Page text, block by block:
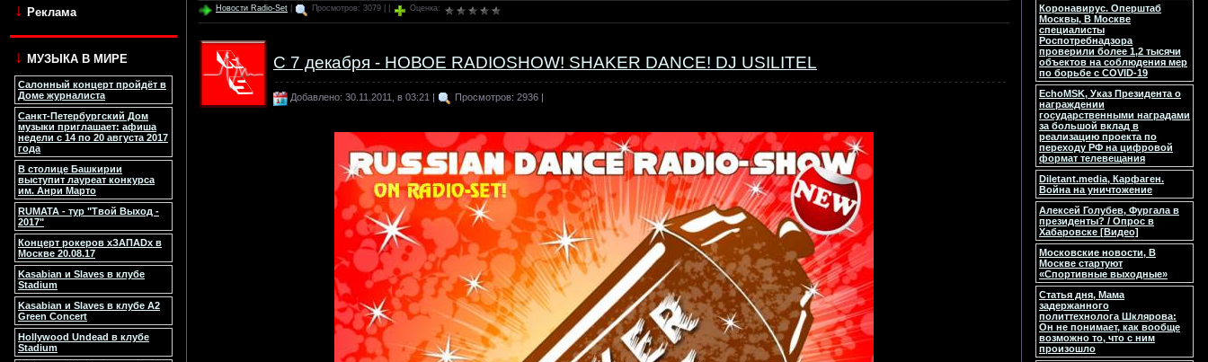
↓ Реклама
↓ МУЗЫКА В МИРЕ
Салонный концерт пройдёт в
Доме журналиста
Санкт-Петербургский Дом
музыки приглашает: афиша
недели с 14 по 20 августа 2017
года
В столице Башкирии
выступит лауреат конкурса
им. Анри Марто
RUMATA - тур "Твой Выход -
2017"
Концерт рокеров xЗАПАDx в
Москве 20.08.17
Kasabian и Slaves в клубе
Stadium
Kasabian и Slaves в клубе A2
Green Concert
Hollywood Undead в клубе
Stadium
Новости Radio-Set Просмотров: 3079 | | Оценка:
С 7 декабря - НОВОЕ RADIOSHOW! SHAKER DANCE! DJ USILITEL
Добавлено: 30.11.2011, в 03:21 | Просмотров: 2936 |
Коронавирус. Оперштаб
Москвы, В Москве
специалисты
Роспотребнадзора
проверили более 1,2 тысячи
объектов на соблюдения мер
по борьбе с COVID-19
EchoMSK, Указ Президента о
награждении
государственными наградами
за большой вклад в
реализацию проекта по
переходу РФ на цифровой
формат телевещания
Diletant.media, Карфаген.
Война на уничтожение
Алексей Голубев, Фургала в
президенты? / Опрос в
Хабаровске [Видео]
Московские новости, В
Москве стартуют
«Спортивные выходные»
Статья дня, Мама
задержанного
политтехнолога Шклярова:
Он не понимает, как вообще
возможно то, что с ним
произошло